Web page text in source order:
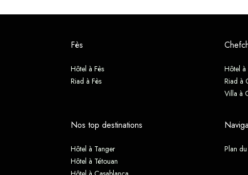
Fès
Hôtel à Fès
Riad à Fès
Hôtel à
Riad à
Villa à
Nos top destinations
Hôtel à Tanger
Hôtel à Tétouan
Plan